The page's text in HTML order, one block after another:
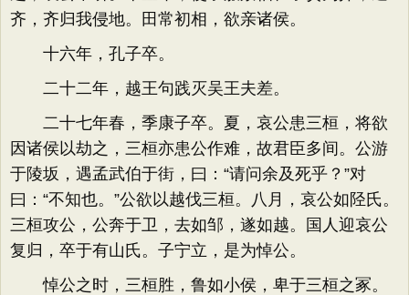
齐，齐归我侵地。田常初相，欲亲诸侯。
十六年，孔子卒。
二十二年，越王句践灭吴王夫差。
二十七年春，季康子卒。夏，哀公患三桓，将欲
因诸侯以劫之，三桓亦患公作难，故君臣多间。公游
于陵坂，遇孟武伯于街，曰：“请问余及死乎？”对
曰：“不知也。”公欲以越伐三桓。八月，哀公如陉氏。
三桓攻公，公奔于卫，去如邹，遂如越。国人迎哀公
复归，卒于有山氏。子宁立，是为悼公。
悼公之时，三桓胜，鲁如小侯，卑于三桓之冢。